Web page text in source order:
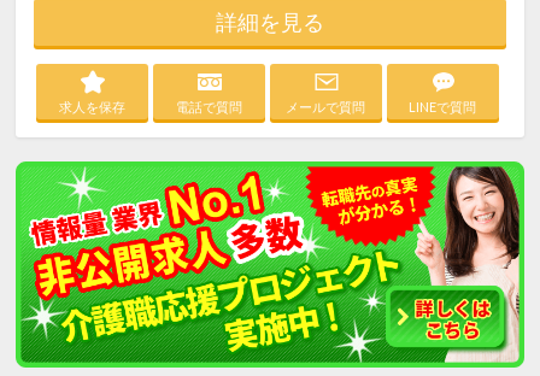
詳細を見る
求人を保存 電話で質問 メールで質問 LINEで質問